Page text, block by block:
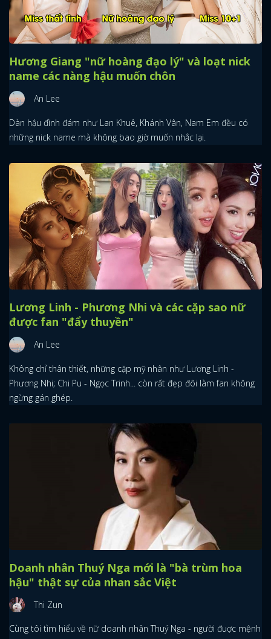
Hương Giang "nữ hoàng đạo lý" và loạt nick
name các nàng hậu muốn chôn
An Lee
Dàn hậu đình đám như Lan Khuê, Khánh Vân, Nam Em đều có
những nick name mà không bao giờ muốn nhắc lại.
Lương Linh - Phương Nhi và các cặp sao nữ
được fan "đẩy thuyền"
An Lee
Không chỉ thân thiết, những cặp mỹ nhân như Lương Linh -
Phương Nhi; Chi Pu - Ngọc Trinh... còn rất đẹp đôi làm fan không
ngừng gán ghép.
Doanh nhân Thuý Nga mới là "bà trùm hoa
hậu" thật sự của nhan sắc Việt
Thi Zun
Cùng tôi tìm hiểu về nữ doanh nhân Thuý Nga - người đuợc mệnh